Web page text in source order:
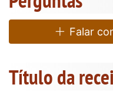
Falar
Título da